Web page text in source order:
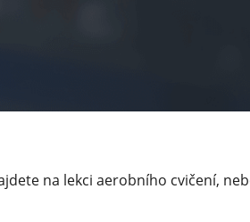
na lekci aerobního cvičení,